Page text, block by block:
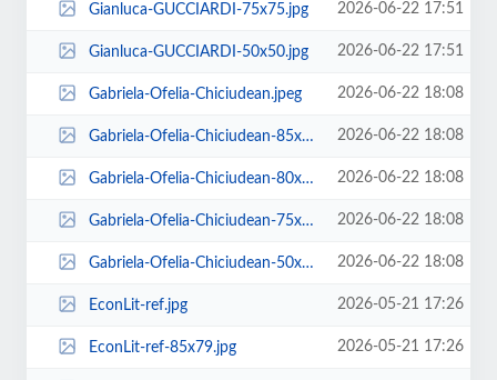
Gianluca-GUCCIARDI-75x75.jpg 2026-06-22 17:51
Gianluca-GUCCIARDI-50x50.jpg 2026-06-22 17:51
Gabriela-Ofelia-Chiciudean.jpeg 2026-06-22 18:08
Gabriela-Ofelia-Chiciudean-85x85.jpeg 2026-06-22 18:08
Gabriela-Ofelia-Chiciudean-80x80.jpeg 2026-06-22 18:08
Gabriela-Ofelia-Chiciudean-75x75.jpeg 2026-06-22 18:08
Gabriela-Ofelia-Chiciudean-50x50.jpeg 2026-06-22 18:08
EconLit-ref.jpg 2026-05-21 17:26
EconLit-ref-85x79.jpg 2026-05-21 17:26